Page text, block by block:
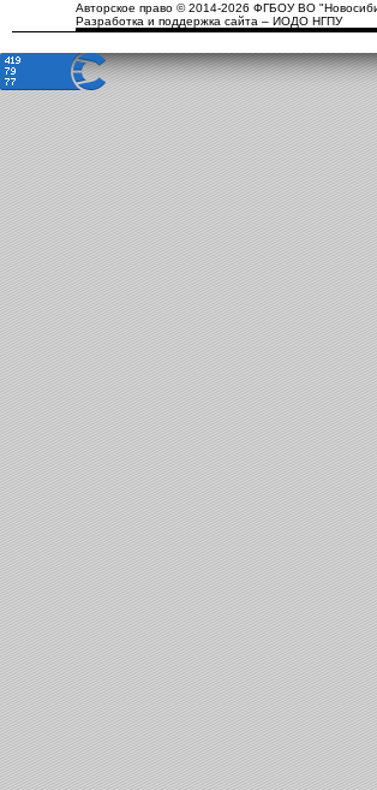
Авторское право © 2014-2026 ФГБОУ ВО
Разработка и поддержка сайта – ИОДО НГПУ